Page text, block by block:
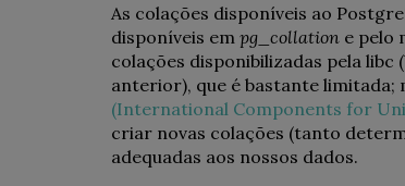
As colações disponíveis ao
disponíveis em pg_collation e pelo
colações disponibilizadas pela libc
anterior), que é bastante limitada;
(International Components for
criar novas colações (tanto
adequadas aos nossos dados.